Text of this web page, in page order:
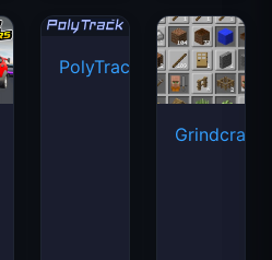
PolyTrack
Grindcraft